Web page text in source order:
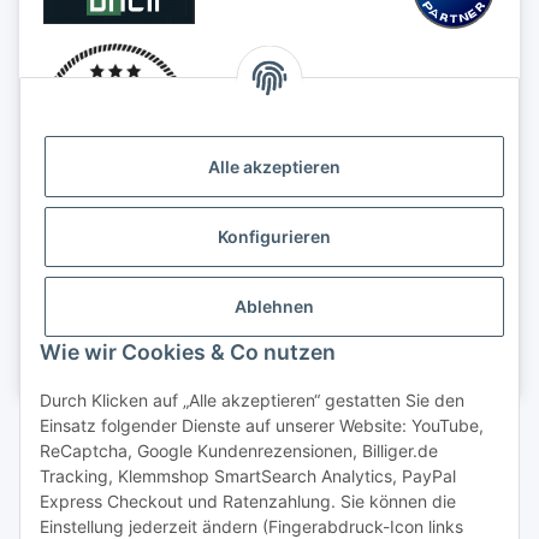
Alle akzeptieren
Konfigurieren
Ablehnen
Wie wir Cookies & Co nutzen
Durch Klicken auf „Alle akzeptieren“ gestatten Sie den
Einsatz folgender Dienste auf unserer Website: YouTube,
ReCaptcha, Google Kundenrezensionen, Billiger.de
Tracking, Klemmshop SmartSearch Analytics, PayPal
Express Checkout und Ratenzahlung. Sie können die
Einstellung jederzeit ändern (Fingerabdruck-Icon links
Vertrag widerrufen